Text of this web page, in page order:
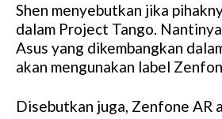
Shen menyebutkan jika
dalam Project Tango.
Asus yang dikembangkan
akan mengunakan label
Disebutkan juga, Zenfone AR